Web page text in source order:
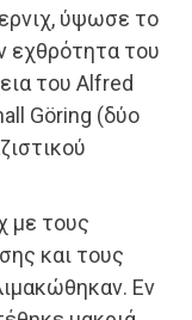
ύψωσε το
εχθρότητα του
του Alfred
Göring (δύο
με τους
και τους
Εν